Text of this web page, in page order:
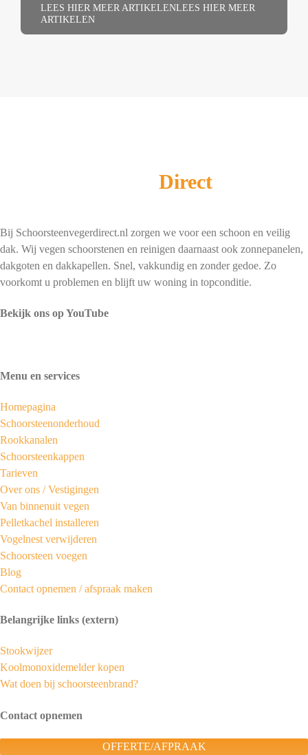
LEES HIER MEER ARTIKELENLEES HIER MEER
ARTIKELEN
Direct
Bij Schoorsteenvegerdirect.nl zorgen we voor een schoon en veilig
dak. Wij vegen schoorstenen en reinigen daarnaast ook zonnepanelen,
dakgoten en dakkapellen. Snel, vakkundig en zonder gedoe. Zo
voorkomt u problemen en blijft uw woning in topconditie.
Bekijk ons op YouTube
Menu en services
Homepagina
Schoorsteenonderhoud
Rookkanalen
Schoorsteenkappen
Tarieven
Over ons /Vestigingen
Van binnenuit vegen
Pelletkachel installeren
Vogelnest verwijderen
Schoorsteen voegen
Blog
Contact opnemen / afspraak maken
Belangrijke links (extern)
Stookwijzer
Koolmonoxidemelder kopen
Wat doen bij schoorsteenbrand?
Contact opnemen
OFFERTE/AFPRAAK